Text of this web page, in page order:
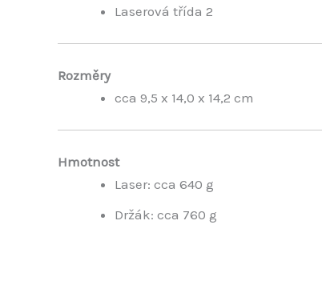
Laserová třída 2
Rozměry
cca 9,5 x 14,0 x 14,2 cm
Hmotnost
Laser: cca 640 g
Držák: cca 760 g